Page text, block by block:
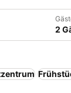
2